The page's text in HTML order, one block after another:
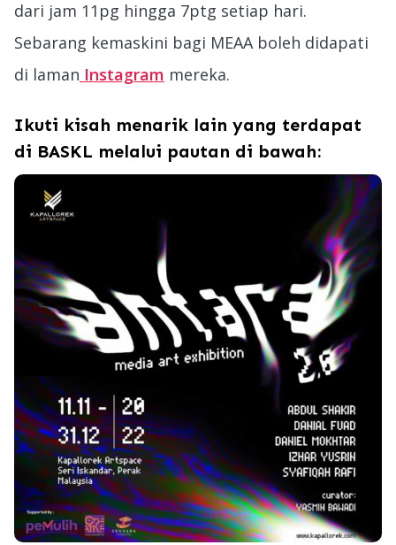
dari jam 11pg hingga 7ptg setiap hari.
Sebarang kemaskini bagi MEAA boleh didapati
di laman Instagram mereka.
Ikuti kisah menarik lain yang terdapat
di BASKL melalui pautan di bawah: